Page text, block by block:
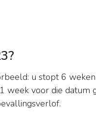
u stopt 6
week voor die datum